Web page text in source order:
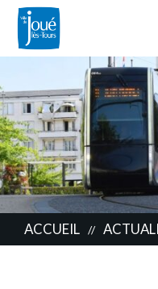
contenu
principal
ACCUEIL //